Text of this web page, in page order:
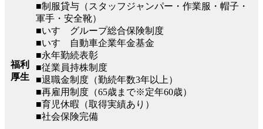
福利
厚生
■制服貸与（スタッフジャンパー・作業服・帽子・
軍手・安全靴）
■いすゞグループ総合保険制度
■いすゞ自動車企業年金基金
■永年勤続表彰
■従業員持株制度
■退職金制度（勤続年数3年以上）
■再雇用制度（65歳まで※定年60歳）
■育児休暇（取得実績あり）
■社会保険完備